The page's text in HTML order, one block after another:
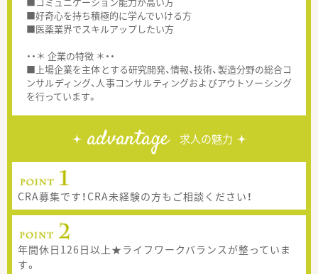
■好奇心を持ち積極的に学んでいける方
■医薬業界でスキルアップしたい方
・・＊ 企業の特徴 ＊・・
■上場企業を主体とする研究開発、情報、技術、製造分野の総合コ
ンサルディング、人事コンサルティングおよびアウトソーシング
を行っています。
advantage 求人の魅力
CRA募集です！CRA未経験の方もご相談ください！
年間休日126日以上★ライフワークバランスが整っていま
す。